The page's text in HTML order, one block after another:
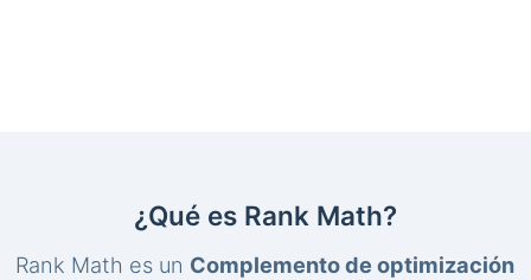
¿Qué es Rank Math?
Rank Math es un Complemento de optimización